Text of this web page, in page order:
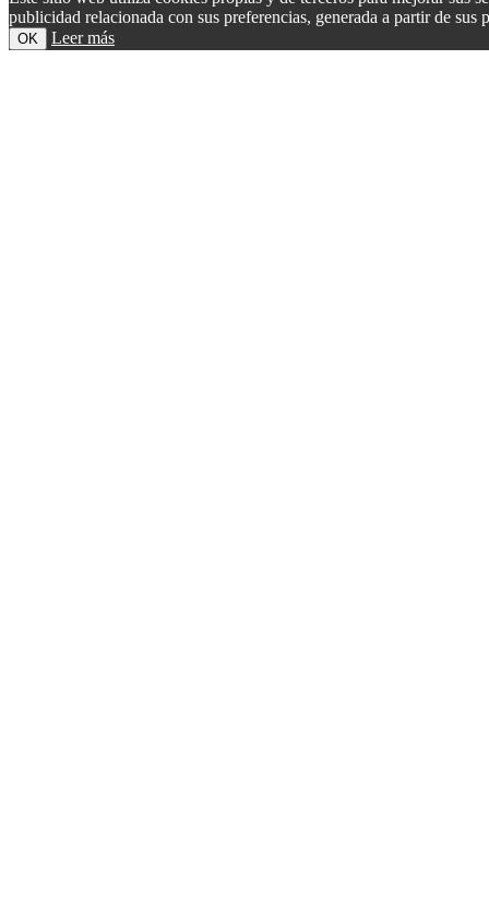
publicidad relacionada con sus preferencias, generada a partir de
OK Leer más